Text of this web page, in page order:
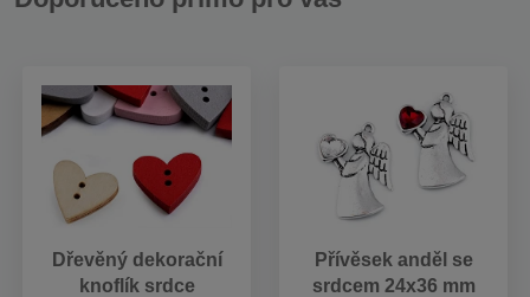
Dřevěný dekorační
knoflík srdce
Přívěsek anděl se
srdcem 24x36 mm